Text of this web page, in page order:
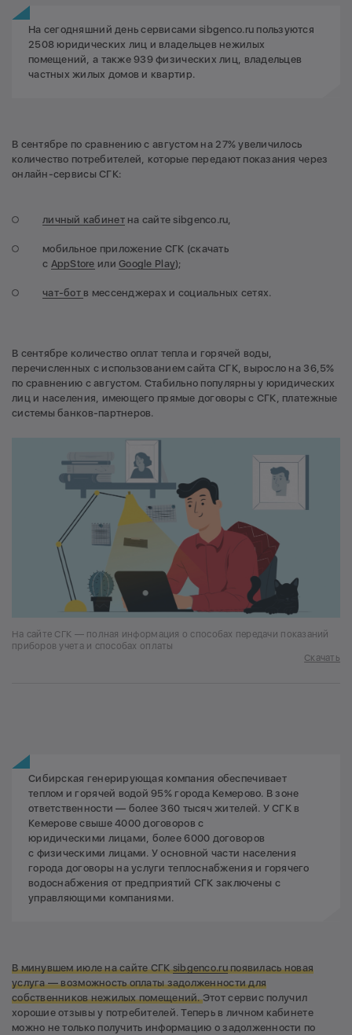
На сегодняшний день сервисами sibgenco.ru пользуются
2508 юридических лиц и владельцев нежилых
помещений, а также 939 физических лиц, владельцев
частных жилых домов и квартир.
В сентябре по сравнению с августом на 27% увеличилось
количество потребителей, которые передают показания через
онлайн-сервисы СГК:
личный кабинетна сайте sibgenco.ru,
мобильное приложение СГК (скачать
с AppStore илиGoogle Play);
чат-бот в мессенджерах и социальных сетях.
В сентябре количество оплат тепла и горячей воды,
перечисленных с использованием сайта СГК, выросло на 36,5%
по сравнению с августом. Стабильно популярны у юридических
лиц и населения, имеющего прямые договоры с СГК, платежные
системы банков-партнеров.
На сайте СГК — полная информация о способах передачи показаний
приборов учета и способах оплаты
Скачать
Сибирская генерирующая компания обеспечивает
теплом и горячей водой 95% города Кемерово. В зоне
ответственности — более 360 тысяч жителей. У СГК в
Кемерове свыше 4000 договоров с
юридическими лицами, более 6000 договоров
с физическими лицами. У основной части населения
города договоры на услуги теплоснабжения и горячего
водоснабжения от предприятий СГК заключены с
управляющими компаниями.
В минувшем июле на сайте СГКsibgenco.ruпоявилась новая
услуга — возможность оплаты задолженности для
собственников нежилых помещений.Этот сервис получил
хорошие отзывы у потребителей. Теперь в личном кабинете
можно не только получить информацию о задолженности по